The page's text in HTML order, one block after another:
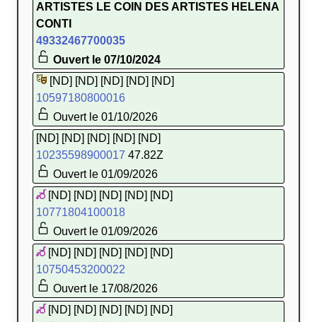
ARTISTES LE COIN DES ARTISTES HELENA
CONTI
49332467700035
Ouvert le 07/10/2024
[ND] [ND] [ND] [ND] [ND]
10597180800016
Ouvert le 01/10/2026
[ND] [ND] [ND] [ND] [ND]
10235598900017 47.82Z
Ouvert le 01/09/2026
[ND] [ND] [ND] [ND] [ND]
10771804100018
Ouvert le 01/09/2026
[ND] [ND] [ND] [ND] [ND]
10750453200022
Ouvert le 17/08/2026
[ND] [ND] [ND] [ND] [ND]